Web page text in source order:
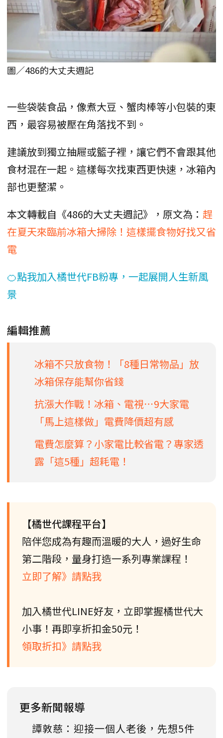
圖／486的大丈夫週記
一些袋裝食品，像煮大豆、蟹肉棒等小包裝的東
西，最容易被壓在角落找不到。
建議放到獨立抽屜或籃子裡，讓它們不會跟其他
食材混在一起。這樣每次找東西更快速，冰箱內
部也更整潔。
本文轉載自《486的大丈夫週記》，原文為： 趕
在夏天來臨前冰箱大掃除！這樣擺食物好找又省
電
🍊點我加入橘世代FB粉專，一起展開人生新風
景
編輯推薦
冰箱不只放食物！「8種日常物品」放
冰箱保存能幫你省錢
抗漲大作戰！冰箱、電視⋯9大家電
「馬上這樣做」電費降價超有感
電費怎麼算？小家電比較省電？專家透
露「這5種」超耗電！
【橘世代課程平台】
陪伴您成為有趣而溫暖的大人，過好生命
第二階段，量身打造一系列專業課程！
立即了解》請點我
加入橘世代LINE好友，立即掌握橘世代大
小事！再即享折扣金50元！
領取折扣》請點我
更多新聞報導
譚敦慈：迎接一個人老後，先想5件